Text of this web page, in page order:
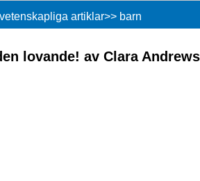
vetenskapliga artiklar>> barn
lovande! av Clara Andrews